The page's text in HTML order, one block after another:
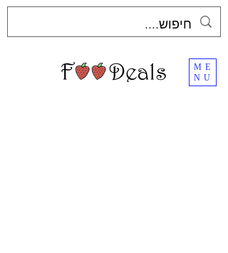
ME
NU